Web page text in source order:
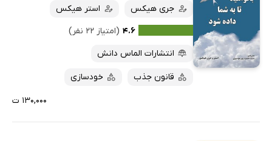
جری هیکس
استر هیکس
۴.۶ (امتیاز ۲۲ نفر)
انتشارات الماس دانش
قانون جذب خودسازی
۱۳۰,۰۰۰ ت